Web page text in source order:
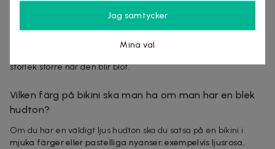
Hur ska en baddräkt sitta?
En bra riktlinje är att tänka att enbaddräkt ska sitta tajt mot
storlek större när den blir blöt.
Vilken färg på bikini ska man ha om man har en blek
hudton?
Om du har en väldigt ljus hudton ska du satsa på en bikini i
mjuka färger eller pastelliga nyanser, exempelvis ljusrosa,
Jag samtycker
Mina val